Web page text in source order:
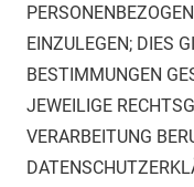
EINZULEGEN; DIES
BESTIMMUNGEN
JEWEILIGE
VERARBEITUNG